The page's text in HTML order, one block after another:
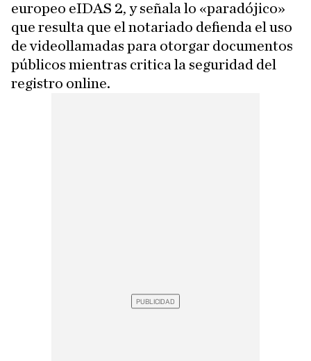
europeo eIDAS 2, y señala lo «paradójico»
que resulta que el notariado defienda el uso
de videollamadas para otorgar documentos
públicos mientras critica la seguridad del
registro online.